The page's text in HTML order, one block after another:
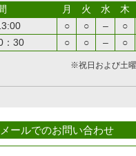
月 火 水 木
○ ○ – ○
：30
○ ○ – ○
※祝日および土
メールでのお問い合わせ